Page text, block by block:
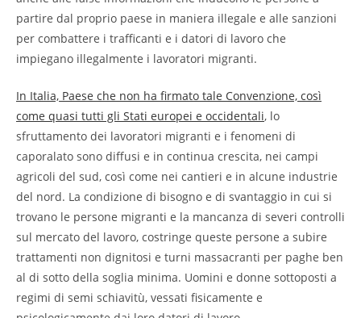
partire dal proprio paese in maniera illegale e alle sanzioni
per combattere i trafficanti e i datori di lavoro che
impiegano illegalmente i lavoratori migranti.
In Italia, Paese che non ha firmato tale Convenzione, così
come quasi tutti gli Stati europei e occidentali, lo
sfruttamento dei lavoratori migranti e i fenomeni di
caporalato sono diffusi e in continua crescita, nei campi
agricoli del sud, così come nei cantieri e in alcune industrie
del nord. La condizione di bisogno e di svantaggio in cui si
trovano le persone migranti e la mancanza di severi controlli
sul mercato del lavoro, costringe queste persone a subire
trattamenti non dignitosi e turni massacranti per paghe ben
al di sotto della soglia minima. Uomini e donne sottoposti a
regimi di semi schiavitù, vessati fisicamente e